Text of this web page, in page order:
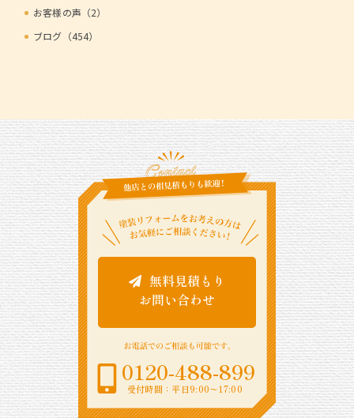
お客様の声（2）
ブログ（454）
無料見積もり
お問い合わせ
0120-488-899
受付時間：平日9:00〜17:00